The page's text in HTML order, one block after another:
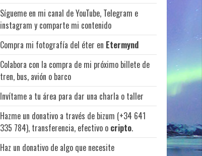
Sígueme en mi canal de YouTube, Telegram e
instagram y comparte mi contenido
Compra mi fotografía del éter en Etermynd
Colabora con la compra de mi próximo billete de
tren, bus, avión o barco
Invítame a tu área para dar una charla o taller
Hazme un donativo a través de bizum (+34 641
335 784), transferencia, efectivo ocripto.
Haz un donativo de algo que necesite